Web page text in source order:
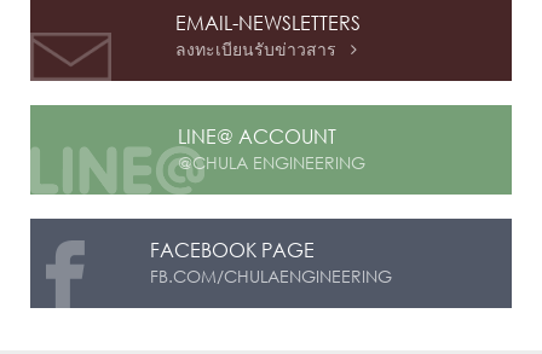
EMAIL-NEWSLETTERS
ลงทะเบียนรับข่าวสาร 
LINE@ ACCOUNT
@CHULA ENGINEERING
FACEBOOK PAGE
FB.COM/CHULAENGINEERING